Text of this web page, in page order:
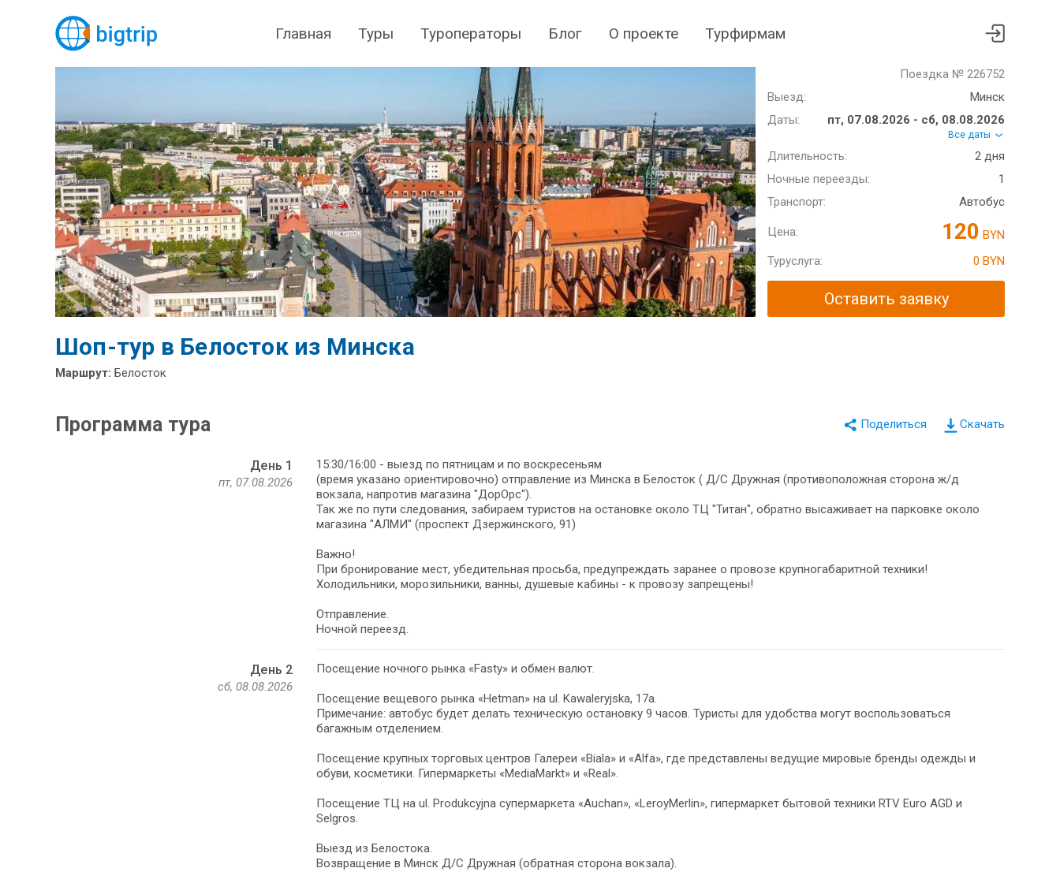
Главная Туры Туроператоры Блог О проекте Турфирмам
Поездка № 226752
Выезд:
Минск
Даты:
пт, 07.08.2026 - сб, 08.08.2026
Все даты
Длительность:
2 дня
Ночные переезды:
1
Транспорт:
Автобус
Цена: 120 BYN
Туруслуга:
0 BYN
Оставить заявку
Шоп-тур в Белосток из Минска
Маршрут: Белосток
Скачать
Программа тура
День 1
пт, 07.08.2026
15:30/16:00 - выезд по пятницам и по воскресеньям
(время указано ориентировочно) отправление из Минска в Белосток ( Д/С Дружная (противоположная сторона ж/д
вокзала, напротив магазина "ДорОрс").
Так же по пути следования, забираем туристов на остановке около ТЦ "Титан", обратно высаживает на парковке около
магазина "АЛМИ" (проспект Дзержинского, 91)
Важно!
При бронирование мест, убедительная просьба, предупреждать заранее о провозе крупногабаритной техники!
Холодильники, морозильники, ванны, душевые кабины - к провозу запрещены!
Отправление.
Ночной переезд.
День 2
сб, 08.08.2026
Посещение ночного рынка «Fasty» и обмен валют.
Посещение вещевого рынка «Hetman» на ul. Kawaleryjska, 17a.
Примечание: автобус будет делать техническую остановку 9 часов. Туристы для удобства могут воспользоваться
багажным отделением.
Посещение крупных торговых центров Галереи «Biala» и «Alfa», где представлены ведущие мировые бренды одежды и
обуви, косметики. Гипермаркеты «MediaMarkt» и «Real».
Посещение ТЦ на ul. Produkcyjna супермаркета «Auchan», «LeroyMerlin», гипермаркет бытовой техники RTV Euro AGD и
Selgros.
Выезд из Белостока.
Возвращение в Минск Д/С Дружная (обратная сторона вокзала).